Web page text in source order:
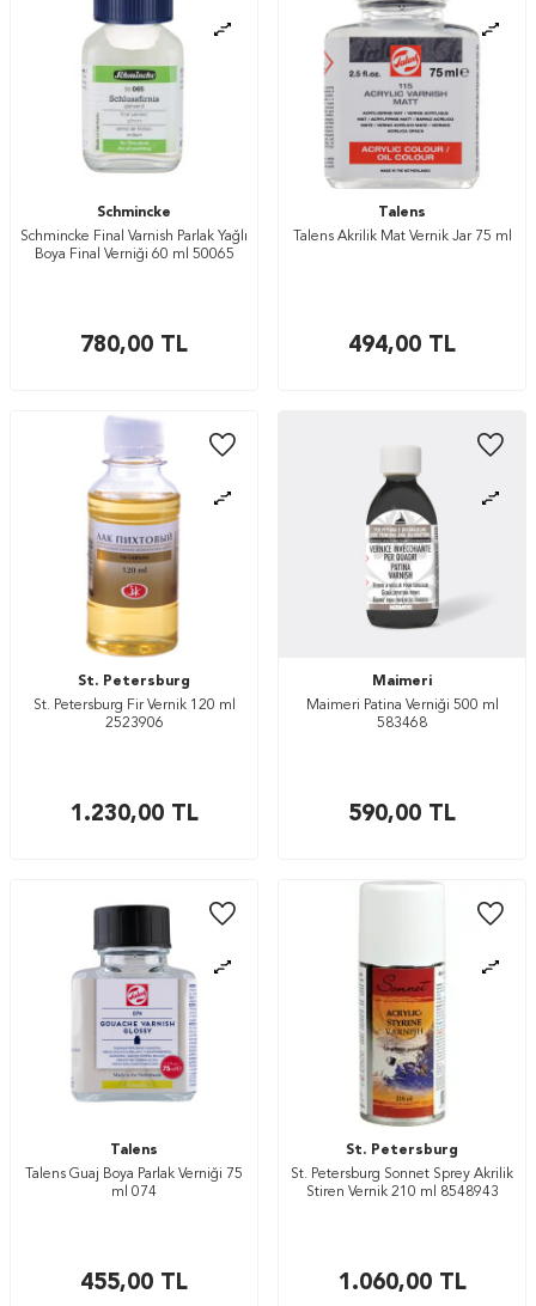
Schmincke
Schmincke Final Varnish Parlak Yağlı
Boya Final Verniği 60 ml 50065
780,00 TL
Talens
Talens Akrilik Mat Vernik Jar 75 ml
494,00 TL
St. Petersburg
St. Petersburg Fir Vernik 120 ml
2523906
1.230,00TL
Maimeri
Maimeri Patina Verniği 500 ml
583468
590,00 TL
Talens
Talens Guaj Boya Parlak Verniği 75
ml 074
455,00 TL
St. Petersburg
St. Petersburg Sonnet Sprey Akrilik
Stiren Vernik 210 ml 8548943
1.060,00TL